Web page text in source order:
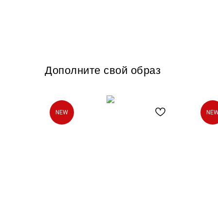
Дополните свой образ
NEW